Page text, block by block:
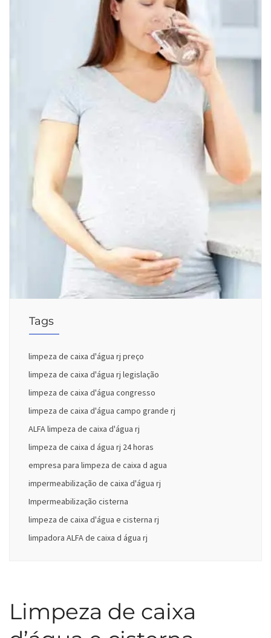
Tags
limpeza de caixa d'água rj preço
limpeza de caixa d'água rj legislação
limpeza de caixa d'água congresso
limpeza de caixa d'água campo grande rj
ALFA limpeza de caixa d'água rj
limpeza de caixa d água rj 24 horas
empresa para limpeza de caixa d agua
impermeabilização de caixa d'água rj
Impermeabilização cisterna
limpeza de caixa d'água e cisterna rj
limpadora ALFA de caixa d água rj
Limpeza de caixa